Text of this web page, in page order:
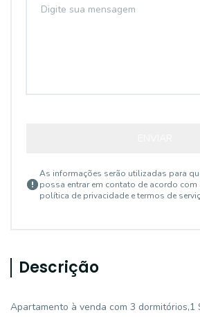
As informações serão utilizadas para
possa entrar em contato de acordo com
política de privacidade e termos de
Descrição
Apartamento à venda com 3 dormitórios,1